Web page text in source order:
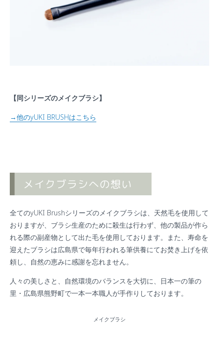
【同シリーズのメイクブラシ】
→他のyUKI BRUSHはこちら
全てのyUKI Brushシリーズのメイクブラシは、天然毛を使用して
おりますが、ブラシ生産のために殺生は行わず、他の製品が作ら
れる際の副産物として出た毛を使用しております。また、寿命を
迎えたブラシは広島県で毎年行われる筆供養にてお焚き上げを依
頼し、自然の恵みに感謝を忘れません。
人々の美しさと、自然環境のバランスを大切に、日本一の筆の
里・広島県熊野町で一本一本職人が手作りしております。
メイクブラシ